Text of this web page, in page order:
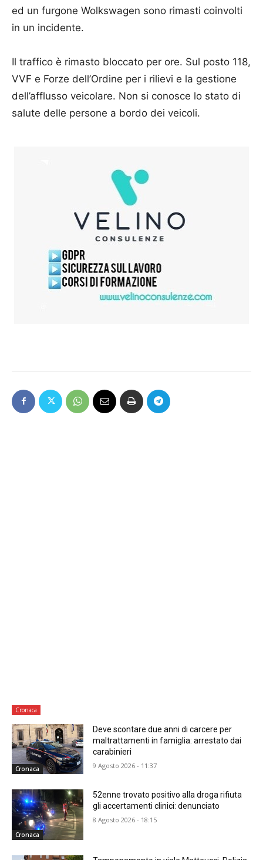
ed un furgone Wolkswagen sono rimasti coinvolti
in un incidente.
Il traffico è rimasto bloccato per ore. Sul posto 118,
VVF e Forze dell’Ordine per i rilievi e la gestione
dell’afflusso veicolare. Non si conosce lo stato di
salute delle persone a bordo dei veicoli.
Cronaca
Cronaca
Deve scontare due anni di carcere per
maltrattamenti in famiglia: arrestato dai
carabinieri
9 Agosto 2026 - 11:37
Cronaca
52enne trovato positivo alla droga rifiuta
gli accertamenti clinici: denunciato
8 Agosto 2026 - 18:15